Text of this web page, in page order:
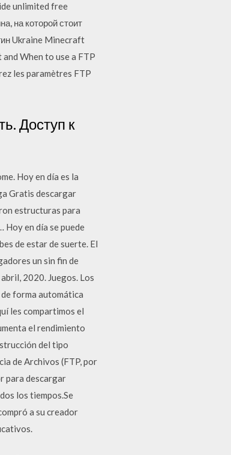
unlimited free
на которой стоит
Ukraine Minecraft
When to use a FTP
les paramètres FTP
Доступ к
Hoy en día es la
Gratis descargar
estructuras para
en día se puede
de estar de suerte. El
un sin fin de
2020. Juegos. Los
forma automática
les compartimos el
el rendimiento
del tipo
de Archivos (FTP, por
para descargar
los tiempos.Se
a su creador